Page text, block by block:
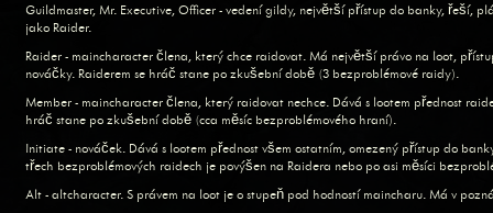
Guildmaster, Mr. Executive, Officer - vedení gildy, největší přístup do banky, řeší,
jako Raider.
Raider - maincharacter člena, který chce raidovat. Má největší právo na loot,
nováčky. Raiderem se hráč stane po zkušební době (3 bezproblémové raidy).
Member - maincharacter člena, který raidovat nechce. Dává s lootem přednost
hráč stane po zkušební době (cca měsíc bezproblémového hraní).
Initiate - nováček. Dává s lootem přednost všem ostatním, omezený přístup do
třech bezproblémových raidech je povýšen na Raidera nebo po asi měsíci
Alt - altcharacter. S právem na loot je o stupeň pod hodností maincharu. Má v